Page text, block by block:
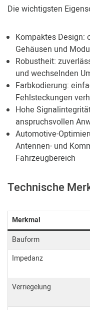
Die wichtigsten
Kompaktes Design:
Gehäusen und
Robustheit:
und wechselnden
Farbkodierung:
Fehlsteckungen
Hohe
anspruchsvollen
Automotive-
Antennen- und
Fahrzeugbereich
Technische
Merkmal
Bauform
Impedanz
Verriegelung